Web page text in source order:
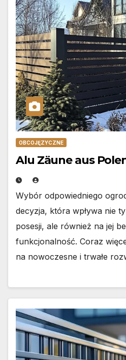
OBCOJĘZYCZNE
Alu Zäune aus
Wybór odpowiedniego
decyzja, która wpływa nie
posesji, ale również na jej
funkcjonalność. Coraz
na nowoczesne i trwałe